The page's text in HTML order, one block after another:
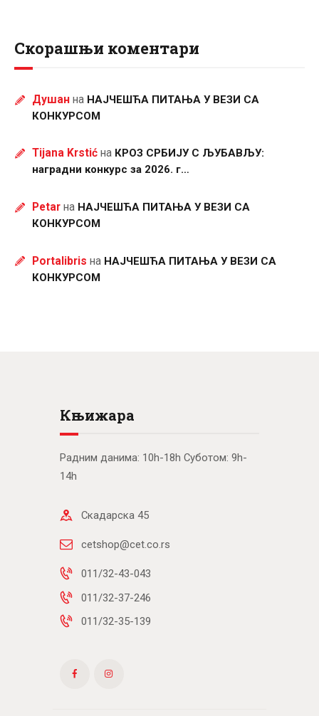
Скорашњи коментари
Душанна НАЈЧЕШЋА ПИТАЊА У ВЕЗИ СА
КОНКУРСОМ
Tijana Krstićна КРОЗ СРБИЈУ С ЉУБАВЉУ:
наградни конкурс за 2026. г…
Petarна НАЈЧЕШЋА ПИТАЊА У ВЕЗИ СА
КОНКУРСОМ
Portalibris на НАЈЧЕШЋА ПИТАЊА У ВЕЗИ СА
КОНКУРСОМ
Књижара
Радним данима: 10h-18h Суботом: 9h-
14h
Скадарска 45
cetshop@cet.co.rs
011/32-43-043
011/32-37-246
011/32-35-139